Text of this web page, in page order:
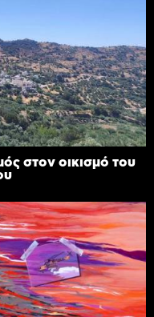
στον οικισμό του